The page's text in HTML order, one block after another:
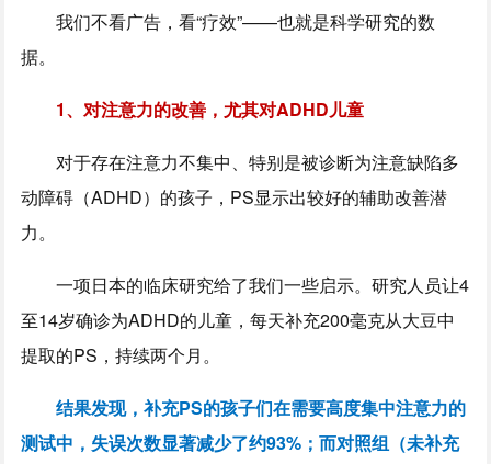
我们不看广告，看“疗效”——也就是科学研究的数
据。
1、对注意力的改善，尤其对ADHD儿童
对于存在注意力不集中、特别是被诊断为注意缺陷多
动障碍（ADHD）的孩子，PS显示出较好的辅助改善潜
力。
一项日本的临床研究给了我们一些启示。研究人员让4
至14岁确诊为ADHD的儿童，每天补充200毫克从大豆中
提取的PS，持续两个月。
结果发现，补充PS的孩子们在需要高度集中注意力的
测试中，失误次数显著减少了约93%；而对照组（未补充